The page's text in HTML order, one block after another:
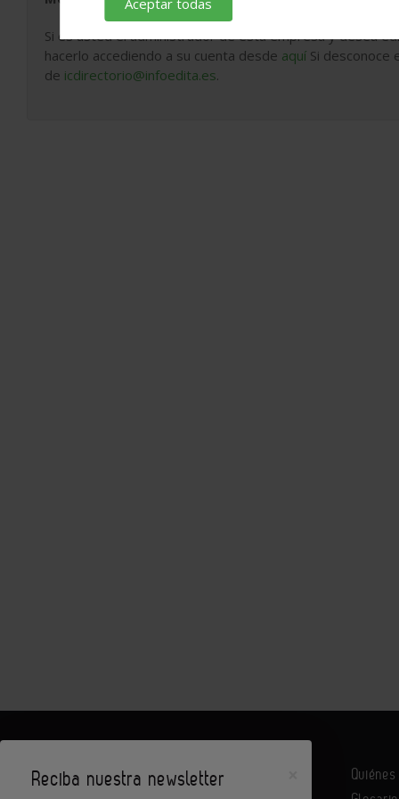
Si es usted el administrador de esta empresa y desea
hacerlo accediendo a su cuenta desde aquí Si desconoce
de icdirectorio@infoedita.es.
Reciba nuestra newsletter